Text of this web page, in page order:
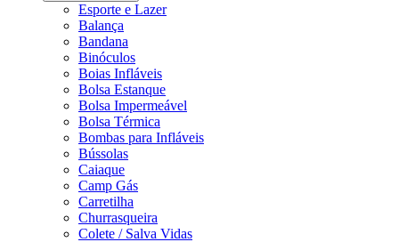
Esporte e Lazer
Balança
Bandana
Binóculos
Boias Infláveis
Bolsa Estanque
Bolsa Impermeável
Bolsa Térmica
Bombas para Infláveis
Bússolas
Caiaque
Camp Gás
Carretilha
Churrasqueira
Colete / Salva Vidas